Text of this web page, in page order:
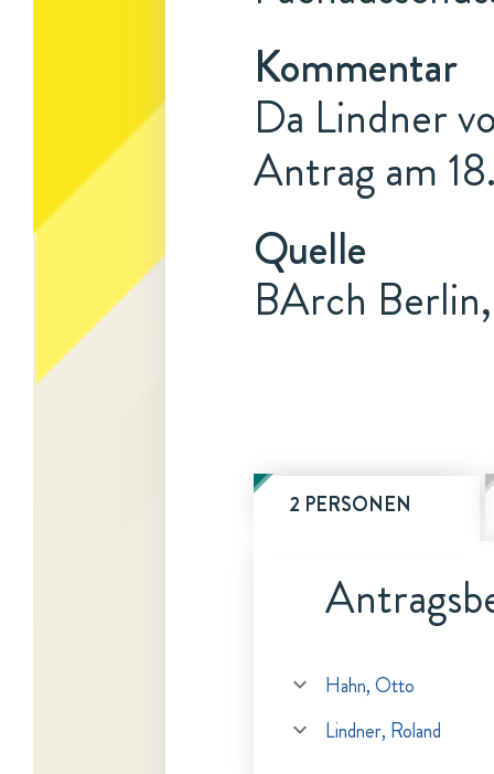
Kommentar
Da Lindner
Antrag am
Quelle
BArch
2 PERSONEN
Hahn, Otto
Lindner, Roland